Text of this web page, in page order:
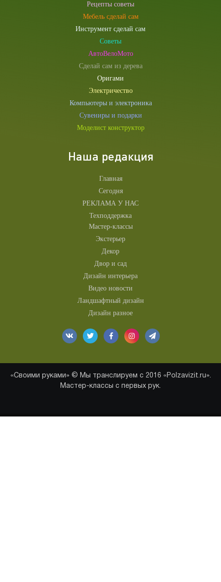
Рецепты советы
Мебель сделай сам
Инструмент сделай сам
Советы
АвтоВелоМото
Сделай сам из дерева
Оригами
Электричество
Компьютеры и электроника
Сувениры и подарки
Моделист конструктор
Наша редакция
Главная
Сегодня
РЕКЛАМА У НАС
Техподдержка
Мастер-классы
Экстерьер
Декор
Двор и сад
Дизайн интерьера
Видео новости
Ландшафтный дизайн
Дизайн разное
«Своими руками» © Мы транслируем с 2016 «Polzavizit.ru».
Мастер-классы с первых рук.